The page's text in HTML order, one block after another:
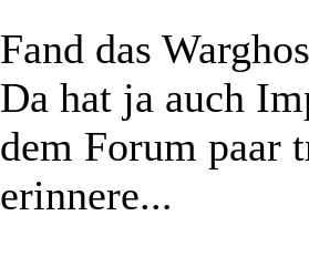
Fand das
Da hat ja auch
dem Forum paar
erinnere...